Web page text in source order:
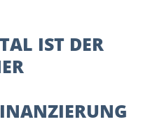
IST DER